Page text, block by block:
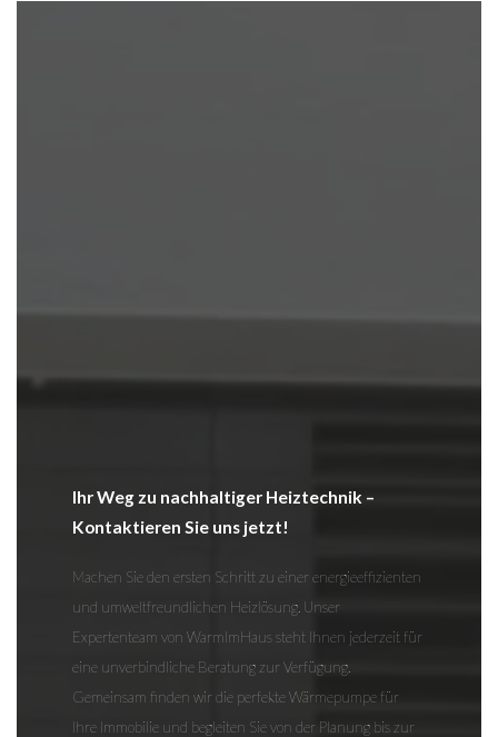
Ihr Weg zu nachhaltiger Heiztechnik –
Kontaktieren Sie uns jetzt!
Machen Sie den ersten Schritt zu einer energieeffizienten
und umweltfreundlichen Heizlösung. Unser
Expertenteam von WarmImHaus steht Ihnen jederzeit für
eine unverbindliche Beratung zur Verfügung.
Gemeinsam finden wir die perfekte Wärmepumpe für
Ihre Immobilie und begleiten Sie von der Planung bis zur